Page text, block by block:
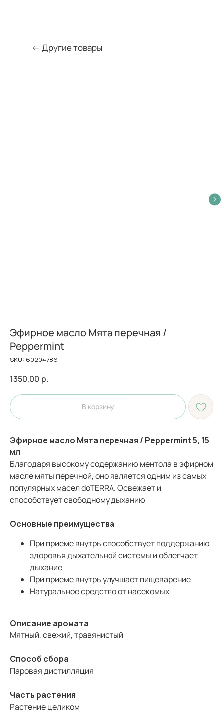
← Другие товары
Эфирное масло Мята перечная /
Peppermint
SKU: 60204786
1350,00 р.
В корзину
Эфирное масло Мята перечная / Peppermint 5, 15
мл
Благодаря высокому содержанию ментола в эфирном
масле мяты перечной, оно является одним из самых
популярных масел doTERRA. Освежает и
способствует свободному дыханию
Основные преимущества
При приеме внутрь способствует поддержанию
здоровья дыхательной системы и облегчает
дыхание
При приеме внутрь улучшает пищеварение
Натуральное средство от насекомых
Описание аромата
Мятный, свежий, травянистый
Способ сбора
Паровая дистилляция
Часть растения
Растение целиком